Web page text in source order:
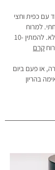
עם כפית וחצי
למרוח
בעדינות על עור הפנים, עד כיסוי מלא. להמתין 10-
קרם
או פעם ביום
בהריון